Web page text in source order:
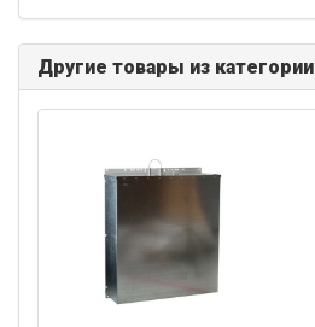
Другие товары из категории